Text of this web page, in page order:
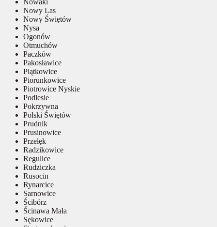
Nowy Las
Nowy Świętów
Nysa
Ogonów
Otmuchów
Paczków
Pakosławice
Piątkowice
Piorunkowice
Piotrowice Nyskie
Podlesie
Pokrzywna
Polski Świętów
Prudnik
Prusinowice
Przełęk
Radzikowice
Regulice
Rudziczka
Rusocin
Rynarcice
Sarnowice
Ścibórz
Ścinawa Mała
Sękowice